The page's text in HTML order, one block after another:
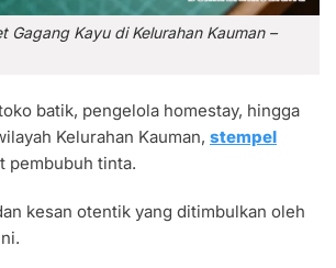
Gagang Kayu di Kelurahan Kauman –
batik, pengelola homestay, hingga
Kelurahan Kauman, stempel
pembubuh tinta.
kesan otentik yang ditimbulkan oleh